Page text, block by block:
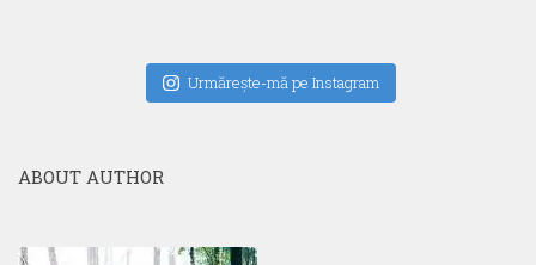
Urmăreşte-mă pe Instagram
ABOUT AUTHOR